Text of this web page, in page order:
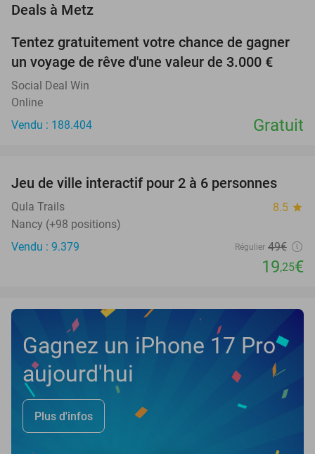
Deals à Metz
Tentez gratuitement votre chance de gagner
un voyage de rêve d'une valeur de 3.000 €
Social Deal Win
Online
Vendu : 188.404
Gratuit
61%
Jeu de ville interactif pour 2 à 6 personnes
Qula Trails 8.5 star
Nancy (+98 positions)
Vendu : 9.379
Régulier 49€
19,25€
Gagnez un iPhone 17 Pro
aujourd'hui
Plus d'infos